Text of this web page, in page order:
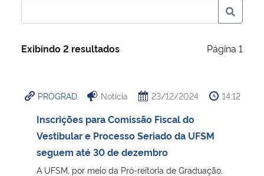
Ministério da Infraestrutura
Ministério da Cidadania
Ministério da Saúde
Ministério de Minas e Energia
Exibindo 2 resultados Página 1
PROGRAD Notícia 23/12/2024 14:12
Inscrições para Comissão Fiscal do
Vestibular e Processo Seriado da UFSM
seguem até 30 de dezembro
A UFSM, por meio da Pró-reitoria de Graduação,